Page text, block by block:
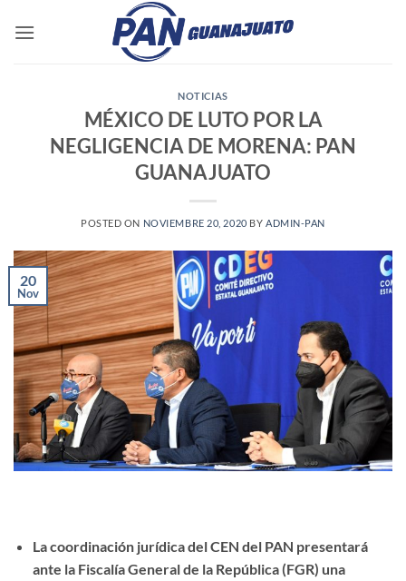
NOTICIAS
MÉXICO DE LUTO POR LA
NEGLIGENCIA DE MORENA: PAN
GUANAJUATO
POSTED ON NOVIEMBRE 20, 2020 BY ADMIN-PAN
20
Nov
La coordinación jurídica del CEN del PAN presentará
ante la Fiscalía General de la República (FGR) una